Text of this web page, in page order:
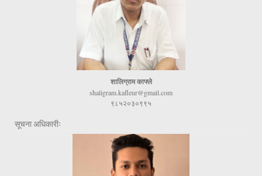
शालिग्राम काफ्ले
shaligram.kafleur@gmail.com
९८५२०३०९९५
सूचना अधिकारीः